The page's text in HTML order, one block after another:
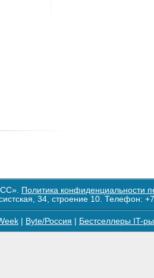
Политика конфиденциальности
34, строение 10. Телефон:
Byte/Россия Бестселлеры IT-